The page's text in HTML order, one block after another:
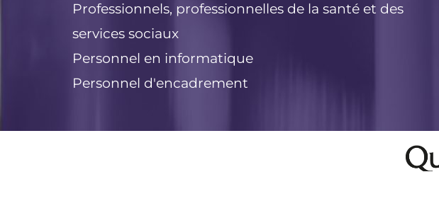
Professionnels, professionnelles de la santé et des
services sociaux
Personnel en informatique
Personnel d'encadrement